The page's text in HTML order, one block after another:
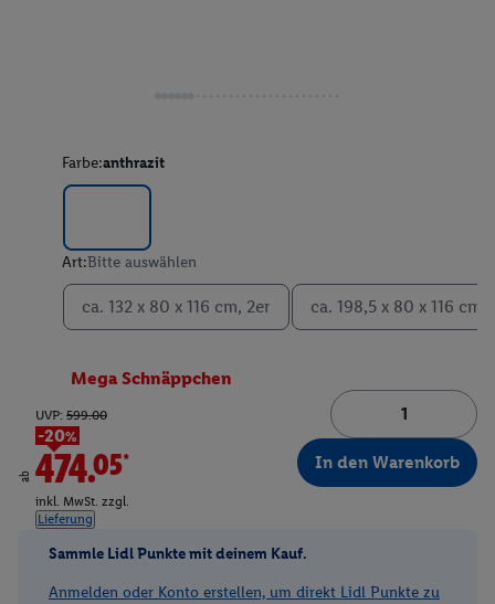
Farbe:anthrazit
Art:Bitte auswählen
ca. 132 x 80 x 116 cm, 2er ca. 198,5 x 80 x 116 cm,
Mega Schnäppchen
ab
UVP: 599.00
-20%
474.05*
inkl. MwSt. zzgl.
Lieferung
In den Warenkorb
Sammle Lidl Punkte mit deinem Kauf.
Anmelden oder Konto erstellen, um direkt Lidl Punkte zu